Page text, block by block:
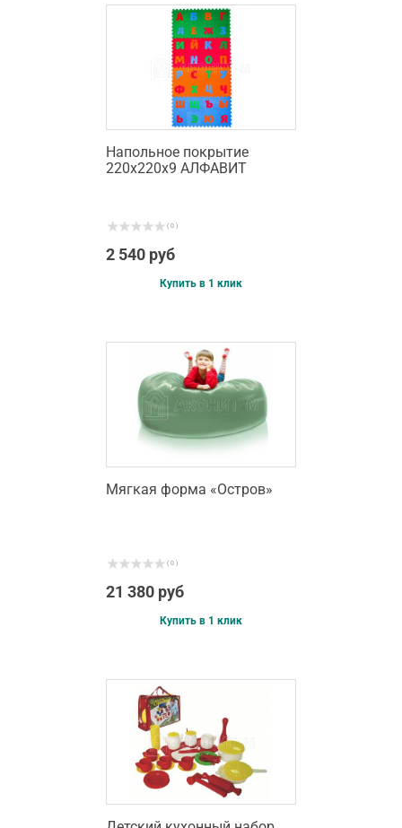
Напольное покрытие
220х220х9 АЛФАВИТ
( 0 )
2 540 руб
Купить в 1 клик
Мягкая форма «Остров»
( 0 )
21 380 руб
Купить в 1 клик